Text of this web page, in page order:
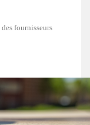
fournisseurs